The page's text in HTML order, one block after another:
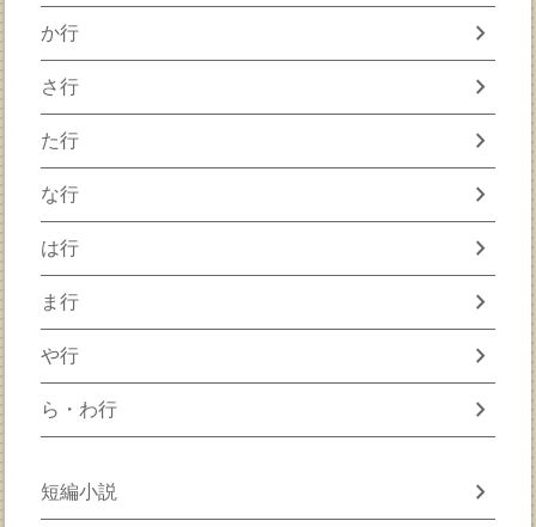
か行 chevron_right
さ行 chevron_right
た行 chevron_right
な行 chevron_right
は行 chevron_right
ま行 chevron_right
や行 chevron_right
ら・わ行 chevron_right
短編小説 chevron_right